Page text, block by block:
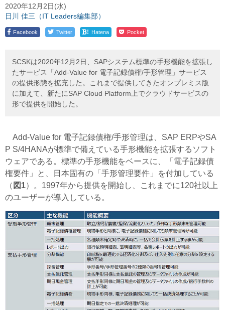
2020年12月2日(水)
日川 佳三（IT Leaders編集部）
Facebook Twitter ! Hatena Pocket
SCSKは2020年12月2日、SAPシステム標準の手形機能を拡張し
たサービス「Add-Value for 電子記録債権/手形管理」サービス
の提供形態を拡充した。これまで提供してきたオンプレミス版
に加えて、新たにSAP Cloud Platform上でクラウドサービスの
形で提供を開始した。
Add-Value for 電子記録債権/手形管理は、SAP ERPやSA
P S/4HANAが標準で備えている手形機能を拡張するソフト
ウェアである。標準の手形機能をベースに、「電子記録債
権要件」と、日本固有の「手形管理要件」を付加している
（ 図1）。1997年から提供を開始し、これまでに120社以上
のユーザーが導入している。